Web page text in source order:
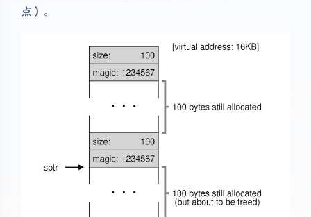
点）。